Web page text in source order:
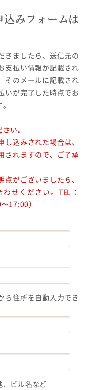
みフォームは
きましたら、送信元の
支払い情報が記載され
そのメールに記載され
いが完了した時点でお
い。
込みされた場合は、
されますので、ご了承
がございましたら、
せください。TEL：
17:00）
住所を自動入力でき
ビル名など